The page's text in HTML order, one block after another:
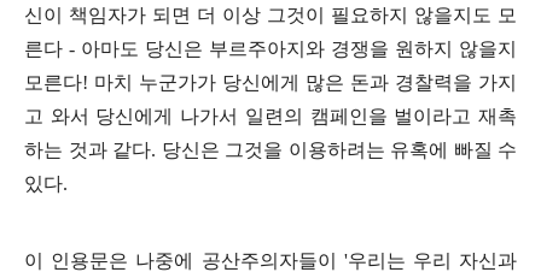
신이 책임자가 되면 더 이상 그것이 필요하지 않을지도 모
른다 - 아마도 당신은 부르주아지와 경쟁을 원하지 않을지
모른다! 마치 누군가가 당신에게 많은 돈과 경찰력을 가지
고 와서 당신에게 나가서 일련의 캠페인을 벌이라고 재촉
하는 것과 같다. 당신은 그것을 이용하려는 유혹에 빠질 수
있다.
이 인용문은 나중에 공산주의자들이 '우리는 우리 자신과